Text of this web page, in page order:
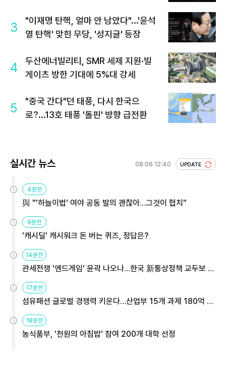
3
"이재명 탄핵, 얼마 안 남았다"...'윤석
열 탄핵' 맞힌 무당, '성지글' 등장
4
두산에너빌리티, SMR 세제 지원·빌
게이츠 방한 기대에 5%대 강세
5
"중국 간다"던 태풍, 다시 한국으
로?...13호 태풍 '돌핀' 방향 급전환
실시간 뉴스 08.06 12:40 UPDATE
4분전
與 "'하늘이법' 여야 공동 발의 괜찮아…그것이 협치"
9분전
'캐시딜' 캐시워크 돈 버는 퀴즈, 정답은?
14분전
관세전쟁 '엔드게임' 윤곽 나오나…한국 新통상정책 교두보 활
용해야
17분전
섬유패션 글로벌 경쟁력 키운다…산업부 15개 과제 180억 지
원
18분전
농식품부, '천원의 아침밥' 참여 200개 대학 선정